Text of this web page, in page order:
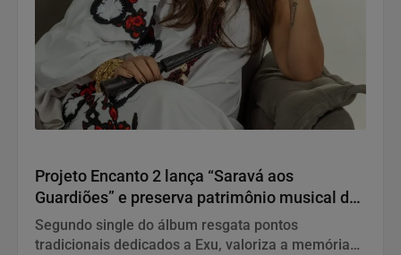
Projeto Encanto 2 lança “Saravá aos
Guardiões” e preserva patrimônio musical da
Umbanda em novo registro profissional
Segundo single do álbum resgata pontos
tradicionais dedicados a Exu, valoriza a memória